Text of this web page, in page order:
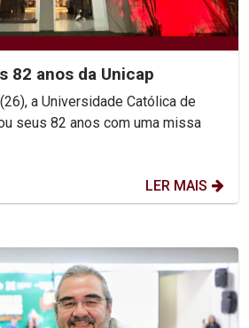
82 anos da Unicap
a Universidade Católica de
seus 82 anos com uma missa
LER MAIS